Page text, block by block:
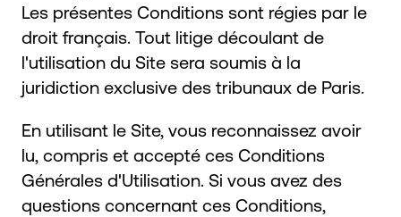
Les présentes Conditions sont régies par le
droit français. Tout litige découlant de
l'utilisation du Site sera soumis à la
juridiction exclusive des tribunaux de Paris.
En utilisant le Site, vous reconnaissez avoir
lu, compris et accepté ces Conditions
Générales d'Utilisation. Si vous avez des
questions concernant ces Conditions,